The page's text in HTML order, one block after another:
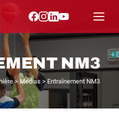
NM3
>Médias > Entraînement NM3